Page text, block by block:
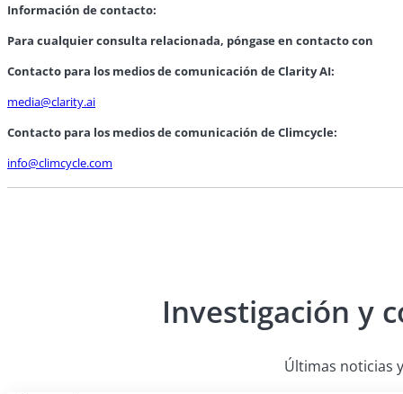
Información de contacto:
Para cualquier consulta relacionada, póngase en contacto con
Contacto para los medios de comunicación de Clarity AI:
media@clarity.ai
Contacto para los medios de comunicación de Climcycle:
info@climcycle.com
Investigación y
Últimas noticias